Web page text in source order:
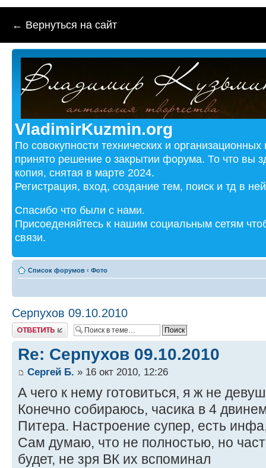
← Вернуться на сайт
VladimirKuzmin.org
По совокупности технических и
принято решение о закрытии форума. То что вы
копия, снятая в марте 2024.
Регистрация, вход, создание тем, поиск и тд в
Спасибо что были с нами.
Присоеденяйтесь к нашим социальным сетям
связи.
Список форумов ‹ Фото
Серпухов 09.10.2010
Ответить
Re: Серпухов 09.10.2010
Сергей Б. » 16 окт 2010, 12:26
А чего к нему готовиться, я ж не
Конечно собираюсь, часика в 4
Питера. Настроение супер, есть
Сам думаю, что не полностью, но
будет, не зря ВК их вспоминал